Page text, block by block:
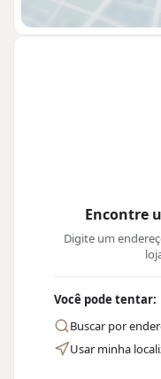
Encontre
Digite um
Você pode tentar:
Buscar por
Usar minha